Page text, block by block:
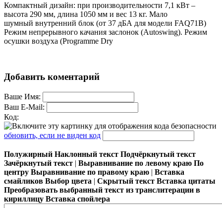
Компактный дизайн: при производительности 7,1 кВт –
высота 290 мм, длина 1050 мм и вес 13 кг. Мало
шумный внутренний блок (от 37 дБА для модели FAQ71B)
Режим непрерывного качания заслонок (Autoswing). Режим
осушки воздуха (Programme Dry
Добавить коментарий
Ваше Имя:
Ваш E-Mail:
Код:
обновить, если не виден код
Полужирный Наклонный текст Подчёркнутый текст
Зачёркнутый текст | Выравнивание по левому краю По
центру Выравнивание по правому краю | Вставка
смайликов Выбор цвета | Скрытый текст Вставка цитаты
Преобразовать выбранный текст из транслитерации в
кириллицу Вставка спойлера